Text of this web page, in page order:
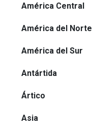
América Central
América del Norte
América del Sur
Antártida
Ártico
Asia